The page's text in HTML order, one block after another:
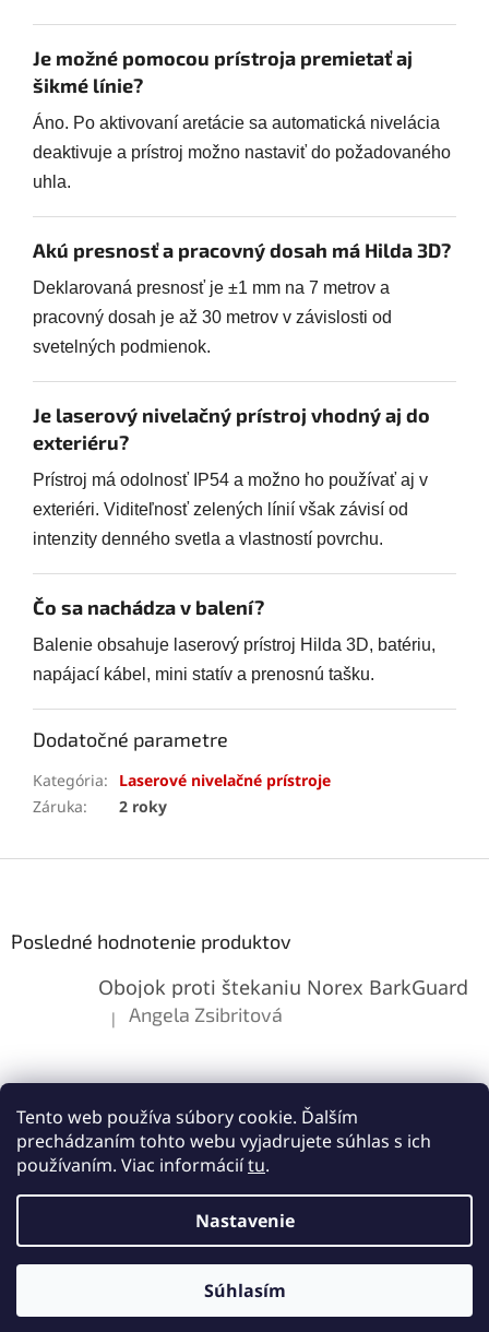
Tento web používa súbory cookie. Ďalším
prechádzaním tohto webu vyjadrujete súhlas s ich
používaním. Viac informáciítu.
Nastavenie
Súhlasím
Je možné pomocou prístroja premietať aj
šikmé línie?
Áno. Po aktivovaní aretácie sa automatická nivelácia
deaktivuje a prístroj možno nastaviť do požadovaného
uhla.
Akú presnosť a pracovný dosah má Hilda 3D?
Deklarovaná presnosť je ±1 mm na 7 metrov a
pracovný dosah je až 30 metrov v závislosti od
svetelných podmienok.
Je laserový nivelačný prístroj vhodný aj do
exteriéru?
Prístroj má odolnosť IP54 a možno ho používať aj v
exteriéri. Viditeľnosť zelených línií však závisí od
intenzity denného svetla a vlastností povrchu.
Čo sa nachádza v balení?
Balenie obsahuje laserový prístroj Hilda 3D, batériu,
napájací kábel, mini statív a prenosnú tašku.
Dodatočné parametre
Kategória:
Laserové nivelačné prístroje
Záruka: 2 roky
Posledné hodnotenie produktov
Obojok proti štekaniu Norex BarkGuard
Hodnotenie produktu je 5 z 5 hviezdičiek.
| Angela Zsibritová
Vytvoril Shoptet
Copyright 2026Lemes.sk. Všetky práva vyhradené.Upraviť
nastavenie cookies